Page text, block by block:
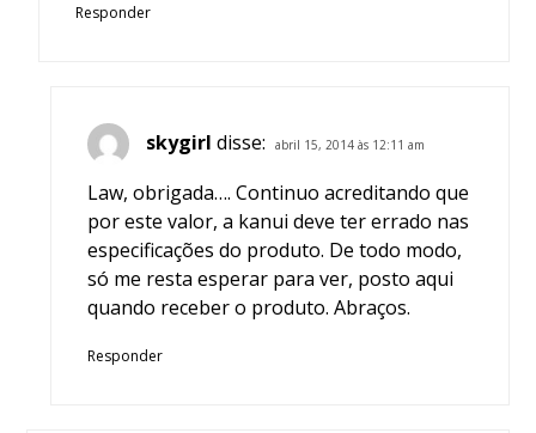
Responder
skygirl disse: abril 15, 2014 às 12:11 am
Law, obrigada…. Continuo acreditando que
por este valor, a kanui deve ter errado nas
especificações do produto. De todo modo,
só me resta esperar para ver, posto aqui
quando receber o produto. Abraços.
Responder